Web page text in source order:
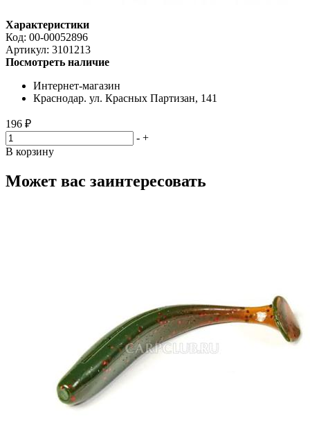
Характеристики
Код: 00-00052896
Артикул: 3101213
Посмотреть наличие
Интернет-магазин
Краснодар. ул. Красных Партизан, 141
196 ₽
- +
В корзину
Может вас заинтересовать